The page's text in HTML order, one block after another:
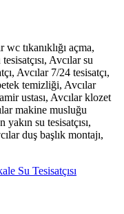
tıkanıklığı açma,
Avcılar su
Avcılar 7/24 tesisatçı,
temizliği, Avcılar
ustası, Avcılar klozet
makine musluğu
su tesisatçısı,
duş başlık montajı,
Su Tesisatçısı